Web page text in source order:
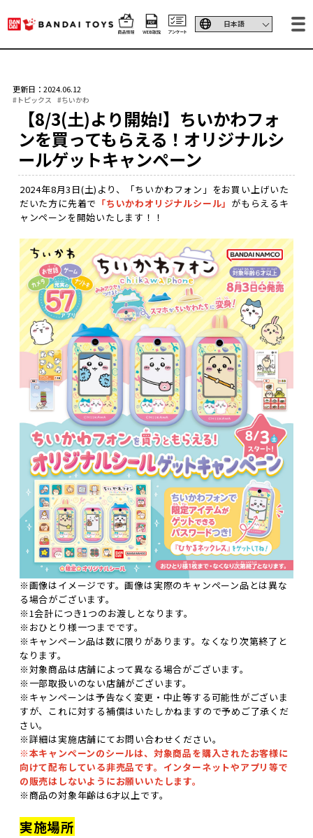
更新日：2024.06.12
#トピックス #ちいかわ
【8/3(土)より開始!】ちいかわフォ
ンを買ってもらえる！オリジナルシ
ールゲットキャンペーン
2024年8月3日(土)より、「ちいかわフォン」をお買い上げいた
だいた方に先着で 「ちいかわオリジナルシール」 がもらえるキ
ャンペーンを開始いたします！！
※画像はイメージです。画像は実際のキャンペーン品とは異な
る場合がございます。
※1会計につき1つのお渡しとなります。
※おひとり様一つまでです。
※キャンペーン品は数に限りがあります。なくなり次第終了と
なります。
※対象商品は店舗によって異なる場合がございます。
※一部取扱いのない店舗がございます。
※キャンペーンは予告なく変更・中止等する可能性がございま
すが、これに対する補償はいたしかねますので予めご了承くだ
さい。
※詳細は実施店舗にてお問い合わせください。
※本キャンペーンのシールは、対象商品を購入されたお客様に
向けて配布している非売品です。インターネットやアプリ等で
の販売はしないようにお願いいたします。
※商品の対象年齢は6才以上です。
実施場所